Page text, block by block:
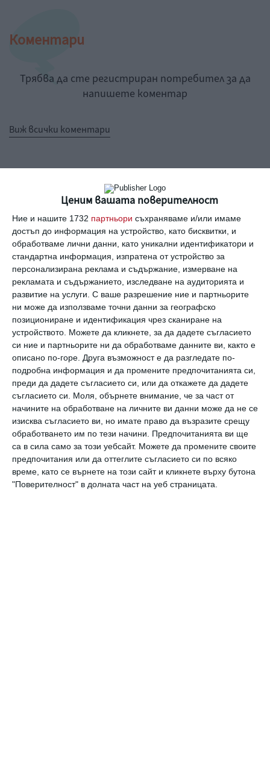
Ценим вашата поверителност
Ние и нашите 1732 партньори съхраняваме и/или имаме
достъп до информация на устройство, като бисквитки, и
обработваме лични данни, като уникални идентификатори и
стандартна информация, изпратена от устройство за
персонализирана реклама и съдържание, измерване на
рекламата и съдържанието, изследване на аудиторията и
развитие на услуги. С ваше разрешение ние и партньорите
ни може да използваме точни данни за географско
позициониране и идентификация чрез сканиране на
устройството. Можете да кликнете, за да дадете съгласието
си ние и партньорите ни да обработваме данните ви, както е
описано по-горе. Друга възможност е да разгледате по-
подробна информация и да промените предпочитанията си,
преди да дадете съгласието си, или да откажете да дадете
съгласието си.
Моля, обърнете внимание, че за част от
начините на обработване на личните ви данни може да не се
изисква съгласието ви, но имате право да възразите срещу
обработването им по тези начини. Предпочитанията ви ще
са в сила само за този уебсайт. Можете да промените своите
предпочитания или да оттеглите съгласието си по всяко
време, като се върнете на този сайт и кликнете върху бутона
"Поверителност" в долната част на уеб страницата.
Коментари
Трябва да сте регистриран потребител за да
напишете коментар
Виж всички коментари
Най нови
Да поговорим
Как да познаете още на първата
среща, че той не е подходящ
07 август 2026 г.
Мнение на специалиста
Пробвайте да успокоите детето с
най-добрите техники
07 август 2026 г.
Калкулатори